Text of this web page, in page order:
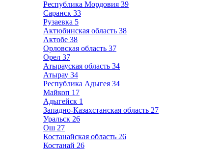
Республика Мордовия 39
Саранск 33
Рузаевка 5
Актюбинская область 38
Актобе 38
Орловская область 37
Орел 37
Атырауская область 34
Атырау 34
Республика Адыгея 34
Майкоп 17
Адыгейск 1
Западно-Казахстанская область 27
Уральск 26
Ош 27
Костанайская область 26
Костанай 26